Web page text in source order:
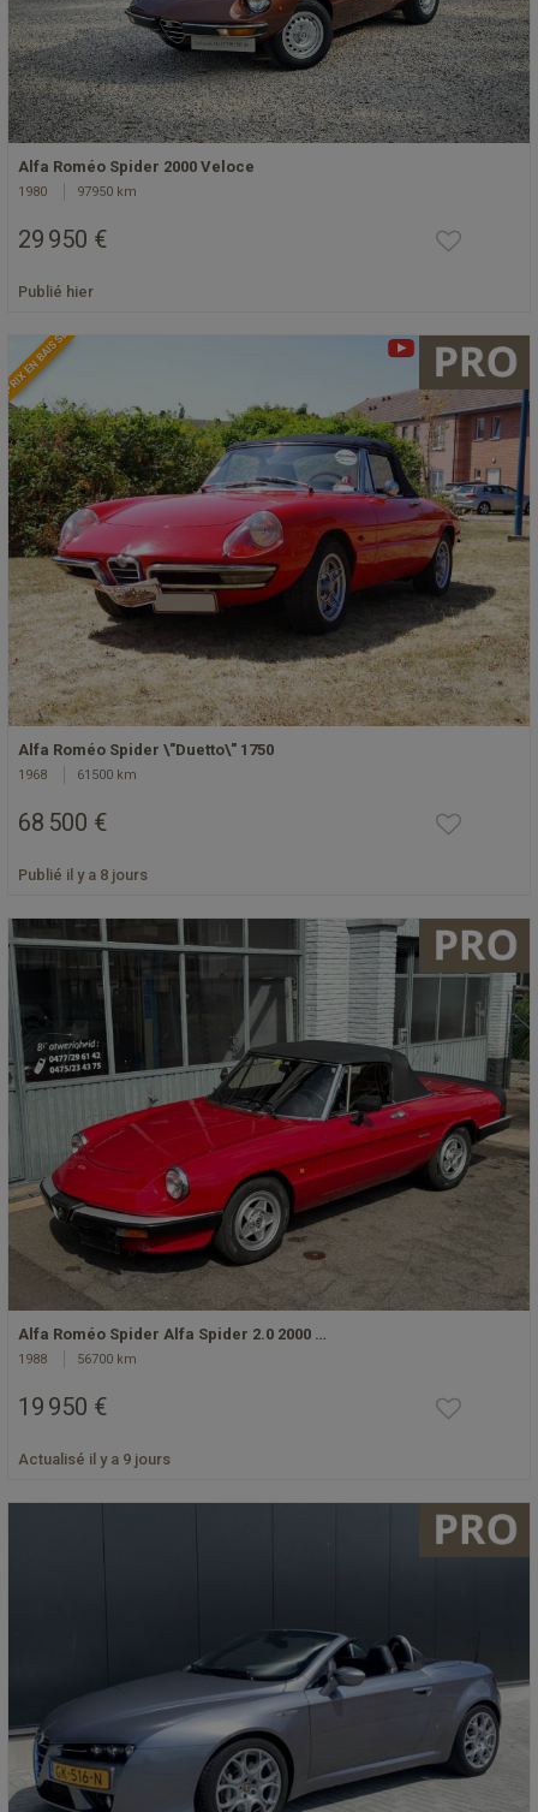
Alfa Roméo Spider 2000 Veloce
1980 97950 km
29 950 €
Publié hier
PRIX EN BAISSE
Alfa Roméo Spider \"Duetto\" 1750
1968 61500 km
68 500 €
Publié il y a 8 jours
Alfa Roméo Spider Alfa Spider 2.0 2000 …
1988 56700 km
19 950 €
Actualisé il y a 9 jours